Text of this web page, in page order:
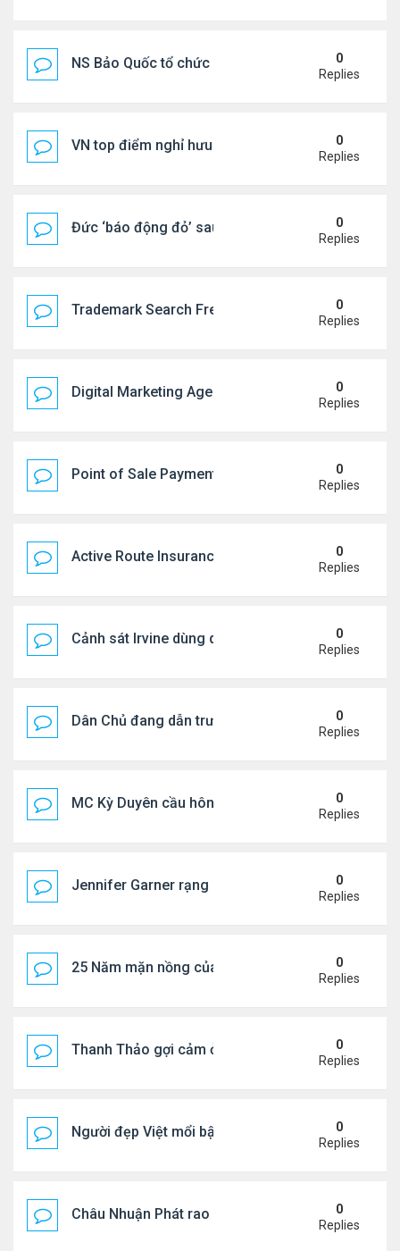
NS Bảo Quốc tổ chức sn cho bà xã
0
Replies
VN top điểm nghỉ hưu lý tưởng cho người Mỹ
0
Replies
Đức ‘báo động đỏ’ sau vụ phát hiện UAV mang
0
Replies
Trademark Search Free – Is It Worth Doing
0
Replies
Digital Marketing Agency NYC | Strategic Online
0
Replies
Point of Sale Payment Processing: Why 0
Replies
Active Route Insurance
0
Replies
Cảnh sát Irvine dùng drone bắt kẻ trộm trong
0
Replies
Dân Chủ đang dẫn trước Cộng Hòa trong các
0
Replies
MC Kỳ Duyên cầu hôn lại chồng cũ
0
Replies
Jennifer Garner rạng rỡ bên bạn trai kém 6 tuổi
0
Replies
25 Năm mặn nồng của 'Điệp viên 007'
0
Replies
Thanh Thảo gợi cảm ở tuổi 49
0
Replies
Người đẹp Việt mổi bật giữa dàn sao châu Á
0
Replies
Châu Nhuận Phát rao bán tài sản
0
Replies